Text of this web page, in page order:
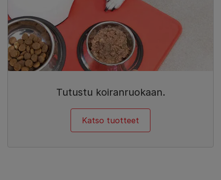
Tutustu koiranruokaan.
Katso tuotteet